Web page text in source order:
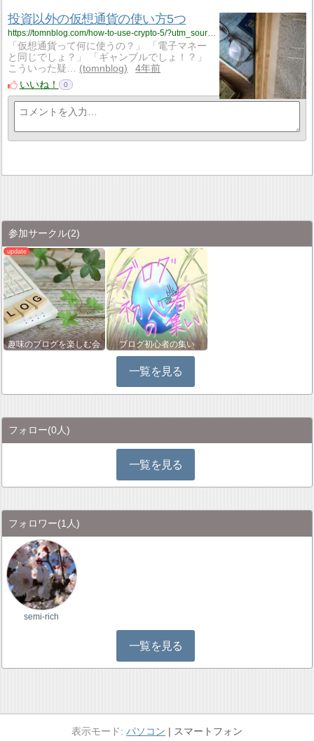
投資以外の仮想通貨の使い方5つ
https://tomnblog.com/how-to-use-crypto-5/?utm_source=rss&utm_medium=rss&utm_campaign=how-to-use-crypto-5
「仮想通貨って何に使うの？」 「電子マネー
と同じでしょ？」 「ギャンブルでしょ！？」
こういった疑…
tomnblog
4年前
いいね！
0
参加サークル(2)
趣味のブログを楽しむ会 ブログ初心者の集い
一覧を見る
フォロー(0人)
一覧を見る
フォロワー(1人)
semi-rich
一覧を見る
パソコン スマートフォン